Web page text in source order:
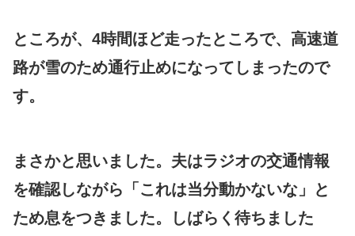
ところが、4時間ほど走ったところで、高速道
路が雪のため通行止めになってしまったので
す。
まさかと思いました。夫はラジオの交通情報
を確認しながら「これは当分動かないな」と
ため息をつきました。しばらく待ちました